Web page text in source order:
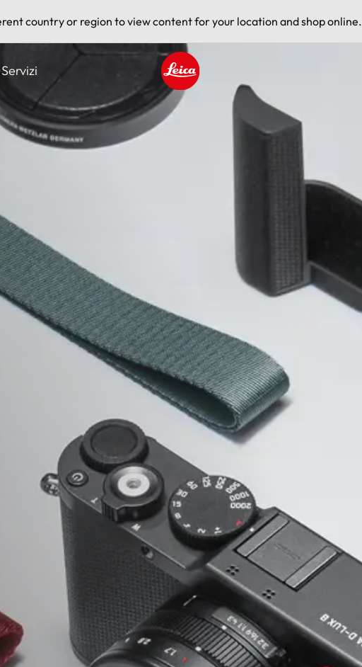
country or region to view content for your location and shop online.
Servizi
Leica logo - Home